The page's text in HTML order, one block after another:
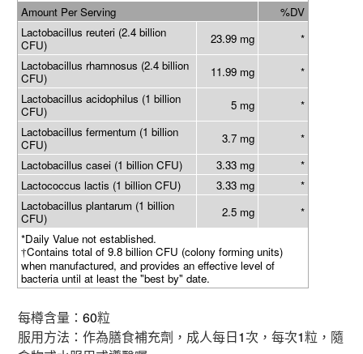
Amount Per Serving
%DV
Lactobacillus reuteri (2.4 billion
CFU)
23.99 mg
*
Lactobacillus rhamnosus (2.4 billion
CFU)
11.99 mg
*
Lactobacillus acidophilus (1 billion
CFU)
5 mg
*
Lactobacillus fermentum (1 billion
CFU)
3.7 mg
*
Lactobacillus casei (1 billion CFU)
3.33 mg
*
Lactococcus lactis (1 billion CFU)
3.33 mg
*
Lactobacillus plantarum (1 billion
CFU)
2.5 mg
*
*Daily Value not established.
†Contains total of 9.8 billion CFU (colony forming units)
when manufactured, and provides an effective level of
bacteria until at least the "best by" date.
每樽含量： 60粒
服用方法：作為膳食補充劑，成人每日1次，每次1粒，隨